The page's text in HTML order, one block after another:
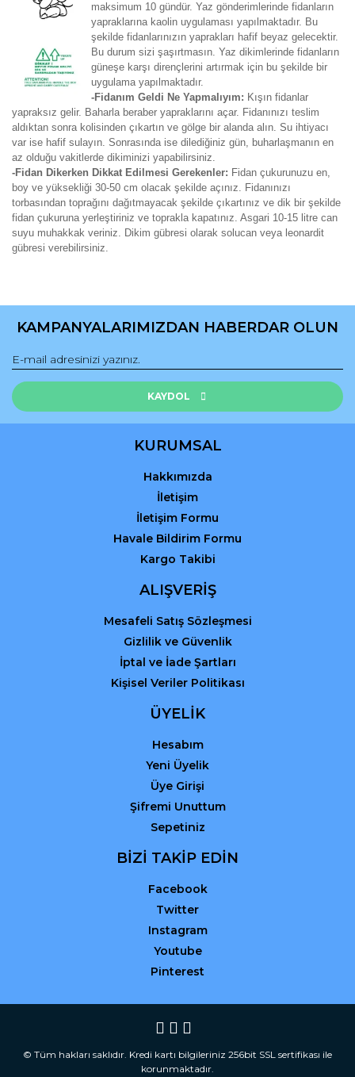
maksimum 10 gündür. Yaz gönderimlerinde fidanların
yapraklarına kaolin uygulaması yapılmaktadır. Bu
şekilde fidanlarınızın yaprakları hafif beyaz gelecektir.
Bu durum sizi şaşırtmasın. Yaz dikimlerinde fidanların
güneşe karşı dirençlerini artırmak için bu şekilde bir
uygulama yapılmaktadır.
-Fidanım Geldi Ne Yapmalıyım: Kışın fidanlar
yapraksız gelir. Baharla beraber yapraklarını açar. Fidanınızı teslim
aldıktan sonra kolisinden çıkartın ve gölge bir alanda alın. Su ihtiyacı
var ise hafif sulayın. Sonrasında ise dilediğiniz gün, buharlaşmanın en
az olduğu vakitlerde dikiminizi yapabilirsiniz.
-Fidan Dikerken Dikkat Edilmesi Gerekenler: Fidan çukurunuzu en,
boy ve yüksekliği 30-50 cm olacak şekilde açınız. Fidanınızı
torbasından toprağını dağıtmayacak şekilde çıkartınız ve dik bir şekilde
fidan çukuruna yerleştiriniz ve toprakla kapatınız. Asgari 10-15 litre can
suyu muhakkak veriniz. Dikim gübresi olarak solucan veya leonardit
gübresi verebilirsiniz.
konularda yetersiz gördüğünüz noktaları öneri formunu
Görüş ve önerileriniz için teşekkür ederiz.
Ürün resmi kalitesiz, bozuk veya görüntülenemiyor.
Ürün açıklamasında eksik bilgiler bulunuyor.
Ürün fiyatı diğer sitelerden daha pahalı.
Gönder
KAMPANYALARIMIZDAN HABERDAR OLUN
KAYDOL
KURUMSAL
Hakkımızda
İletişim
İletişim Formu
Havale Bildirim Formu
Kargo Takibi
ALIŞVERİŞ
Mesafeli Satış Sözleşmesi
Gizlilik ve Güvenlik
İptal ve İade Şartları
Kişisel Veriler Politikası
ÜYELİK
Hesabım
Yeni Üyelik
Üye Girişi
Şifremi Unuttum
Sepetiniz
BİZİ TAKİP EDİN
Facebook
Twitter
Instagram
Youtube
Pinterest
© Tüm hakları saklıdır. Kredi kartı bilgileriniz 256bit SSL sertifikası ile
korunmaktadır.